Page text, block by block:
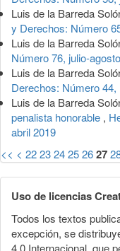
Luis de la Barreda
y Derechos: Número
Luis de la Barreda
Número 76, julio-
Luis de la Barreda
Derechos: Número
Luis de la Barreda
penalista honorable ,
abril 2019
<< < 222324252627
Uso de licencias
Todos los textos
excepción, se
4.0 Internacional, que